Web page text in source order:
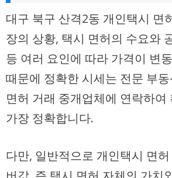
대구 북구 산격2동 개인택시 면
장의 상황, 택시 면허의 수요와
등 여러 요인에 따라 가격이 변
때문에 정확한 시세는 전문 부
면허 거래 중개업체에 연락하여
가장 정확합니다.
다만, 일반적으로 개인택시 면